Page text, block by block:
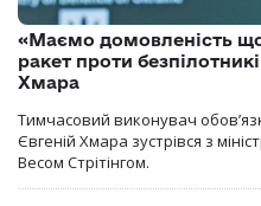
«Маємо домовленість
ракет проти
Хмара
Тимчасовий виконувач
Євгеній Хмара зустрівся з
Весом Стрітінгом.